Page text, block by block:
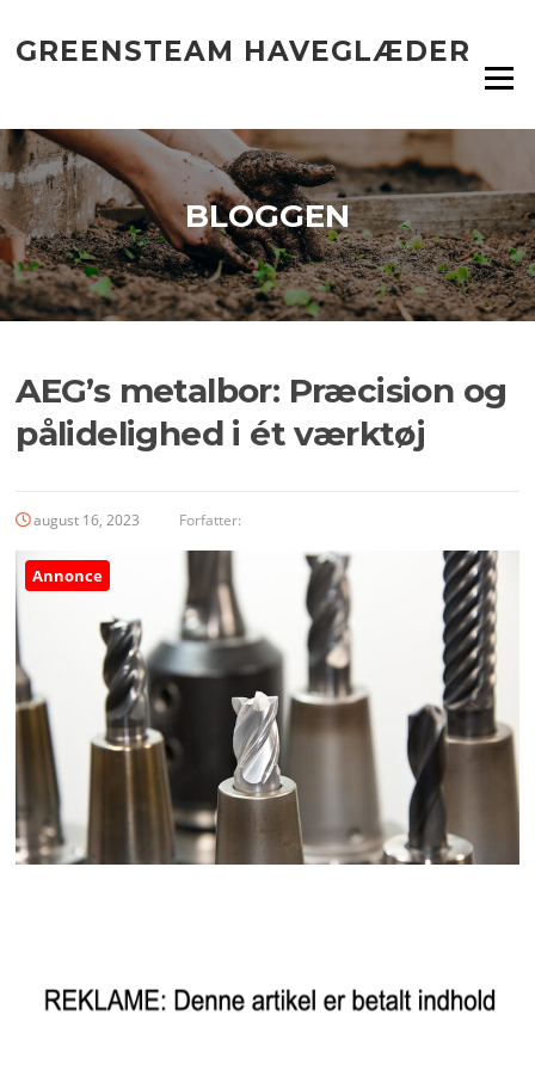
indhold
GREENSTEAM HAVEGLÆDER
Menu
BLOGGEN
AEG’s metalbor: Præcision og
pålidelighed i ét værktøj
august 16, 2023 Forfatter:
Annonce